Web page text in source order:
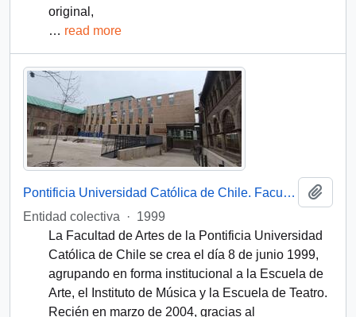
original,
… read more
Pontificia Universidad Católica de Chile. Facultad de Artes
Entidad colectiva
· 1999
La Facultad de Artes de la Pontificia Universidad
Católica de Chile se crea el día 8 de junio 1999,
agrupando en forma institucional a la Escuela de
Arte, el Instituto de Música y la Escuela de Teatro.
Recién en marzo de 2004, gracias al